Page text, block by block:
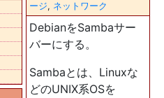
ージ, ネットワーク
DebianをSambaサー
バーにする。
Sambaとは、Linuxな
どのUNIX系OSを